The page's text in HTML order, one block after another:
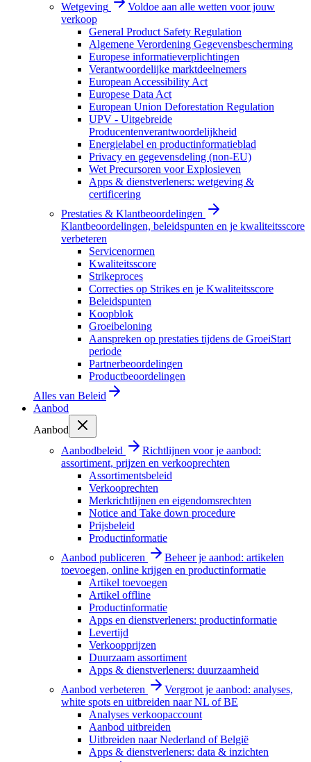
Wetgeving
Voldoe aan alle wetten voor jouw
verkoop
General Product Safety Regulation
Algemene Verordening Gegevensbescherming
Europese informatieverplichtingen
Verantwoordelijke marktdeelnemers
European Accessibility Act
Europese Data Act
European Union Deforestation Regulation
UPV - Uitgebreide
Producentenverantwoordelijkheid
Energielabel en productinformatieblad
Privacy en gegevensdeling (non-EU)
Wet Precursoren voor Explosieven
Apps & dienstverleners: wetgeving &
certificering
Prestaties & Klantbeoordelingen
Klantbeoordelingen, beleidspunten en je kwaliteitsscore
verbeteren
Servicenormen
Kwaliteitsscore
Strikeproces
Correcties op Strikes en je Kwaliteitsscore
Beleidspunten
Koopblok
Groeibeloning
Aanspreken op prestaties tijdens de GroeiStart
periode
Partnerbeoordelingen
Productbeoordelingen
Alles van Beleid
Aanbod
Aanbod
Aanbodbeleid
Richtlijnen voor je aanbod:
assortiment, prijzen en verkooprechten
Assortimentsbeleid
Verkooprechten
Merkrichtlijnen en eigendomsrechten
Notice and Take down procedure
Prijsbeleid
Productinformatie
Aanbod publiceren
Beheer je aanbod: artikelen
toevoegen, online krijgen en productinformatie
Artikel toevoegen
Artikel offline
Productinformatie
Apps en dienstverleners: productinformatie
Levertijd
Verkoopprijzen
Duurzaam assortiment
Apps & dienstverleners: duurzaamheid
Aanbod verbeteren
Vergroot je aanbod: analyses,
white spots en uitbreiden naar NL of BE
Analyses verkoopaccount
Aanbod uitbreiden
Uitbreiden naar Nederland of België
Apps & dienstverleners: data & inzichten